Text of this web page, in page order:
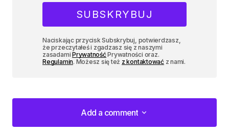
Naciskając przycisk Subskrybuj, potwierdzasz,
że przeczytałeś i zgadzasz się z naszymi
zasadamiPrywatnośćPrywatności oraz.
Regulamin. Możesz się też z kontaktowaćz nami.
Add a comment
Add a comment